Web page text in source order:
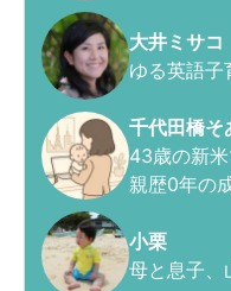
大井ミサコ
ゆる英語子
千代田橋そ
43歳の新
親歴0年の
小栗
母と息子、